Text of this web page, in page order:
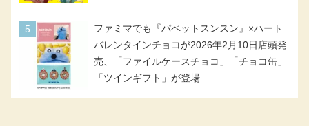
号・5号) / シャディクが全6種のクリアスタ
ンドになって登場!
ファミマでも『パペットスンスン』×ハート
バレンタインチョコが2026年2月10日店頭発
売、「ファイルケースチョコ」「チョコ缶」
「ツインギフト」が登場